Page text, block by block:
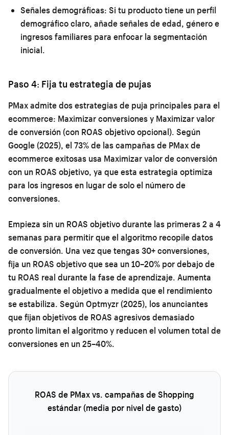
Señales demográficas: Si tu producto tiene un perfil
demográfico claro, añade señales de edad, género e
ingresos familiares para enfocar la segmentación
inicial.
Paso 4: Fija tu estrategia de pujas
PMax admite dos estrategias de puja principales para el
ecommerce: Maximizar conversiones y Maximizar valor
de conversión (con ROAS objetivo opcional). Según
Google (2025), el 73% de las campañas de PMax de
ecommerce exitosas usa Maximizar valor de conversión
con un ROAS objetivo, ya que esta estrategia optimiza
para los ingresos en lugar de solo el número de
conversiones.
Empieza sin un ROAS objetivo durante las primeras 2 a 4
semanas para permitir que el algoritmo recopile datos
de conversión. Una vez que tengas 30+ conversiones,
fija un ROAS objetivo que sea un 10–20% por debajo de
tu ROAS real durante la fase de aprendizaje. Aumenta
gradualmente el objetivo a medida que el rendimiento
se estabiliza. Según Optmyzr (2025), los anunciantes
que fijan objetivos de ROAS agresivos demasiado
pronto limitan el algoritmo y reducen el volumen total de
conversiones en un 25–40%.
ROAS de PMax vs. campañas de Shopping
estándar (media por nivel de gasto)